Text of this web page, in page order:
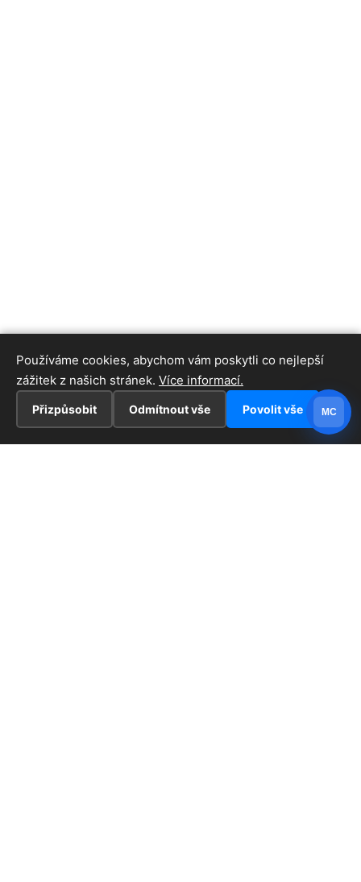
Používáme cookies, abychom vám poskytli co nejlepší
zážitek z našich stránek. Více informací.
Přizpůsobit Odmítnout vše Povolit vše MC